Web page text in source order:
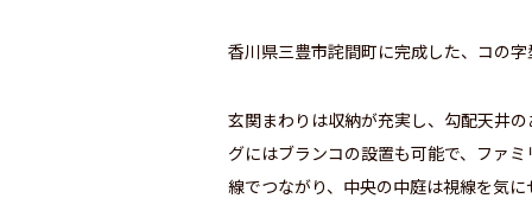
香川県三豊市詫間町に完成した、コの
玄関まわりは収納が充実し、勾配天井
グにはブランコの設置も可能で、ファ
線でつながり、中央の中庭は視線を気